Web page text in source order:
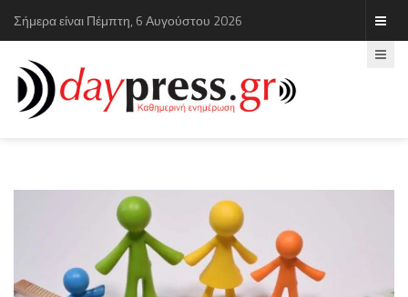
Σήμερα είναι Πέμπτη, 6 Αυγούστου 2026